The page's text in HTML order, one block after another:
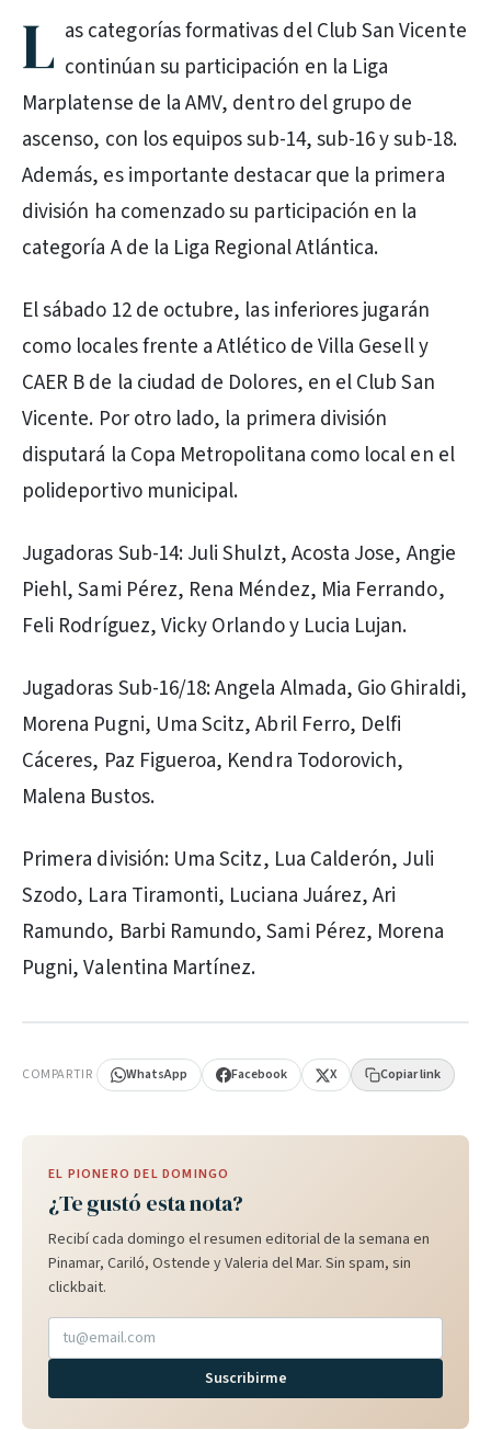
L as categorías formativas del Club San Vicente
continúan su participación en la Liga
Marplatense de la AMV, dentro del grupo de
ascenso, con los equipos sub-14, sub-16 y sub-18.
Además, es importante destacar que la primera
división ha comenzado su participación en la
categoría A de la Liga Regional Atlántica.
El sábado 12 de octubre, las inferiores jugarán
como locales frente a Atlético de Villa Gesell y
CAER B de la ciudad de Dolores, en el Club San
Vicente. Por otro lado, la primera división
disputará la Copa Metropolitana como local en el
polideportivo municipal.
Jugadoras Sub-14: Juli Shulzt, Acosta Jose, Angie
Piehl, Sami Pérez, Rena Méndez, Mia Ferrando,
Feli Rodríguez, Vicky Orlando y Lucia Lujan.
Jugadoras Sub-16/18: Angela Almada, Gio Ghiraldi,
Morena Pugni, Uma Scitz, Abril Ferro, Delfi
Cáceres, Paz Figueroa, Kendra Todorovich,
Malena Bustos.
Primera división: Uma Scitz, Lua Calderón, Juli
Szodo, Lara Tiramonti, Luciana Juárez, Ari
Ramundo, Barbi Ramundo, Sami Pérez, Morena
Pugni, Valentina Martínez.
COMPARTIR WhatsApp Facebook X Copiar link
EL PIONERO DEL DOMINGO
¿Te gustó esta nota?
Recibí cada domingo el resumen editorial de la semana en
Pinamar, Cariló, Ostende y Valeria del Mar. Sin spam, sin
clickbait.
Suscribirme